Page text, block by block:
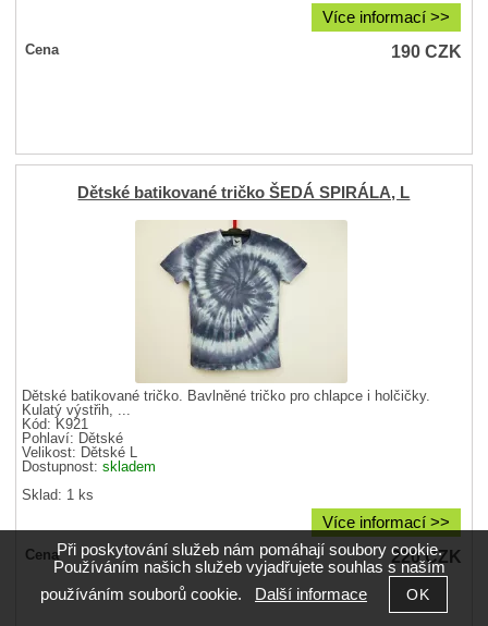
Více informací >>
Cena 190CZK
Dětské batikované tričko ŠEDÁ SPIRÁLA, L
Dětské batikované tričko. Bavlněné tričko pro chlapce i holčičky.
Kulatý výstřih, ...
Kód: K921
Pohlaví: Dětské
Velikost: Dětské L
Dostupnost:skladem
Sklad: 1 ks
Více informací >>
Cena 220CZK
Při poskytování služeb nám pomáhají soubory cookie.
Používáním našich služeb vyjadřujete souhlas s naším
používáním souborů cookie. Další informace